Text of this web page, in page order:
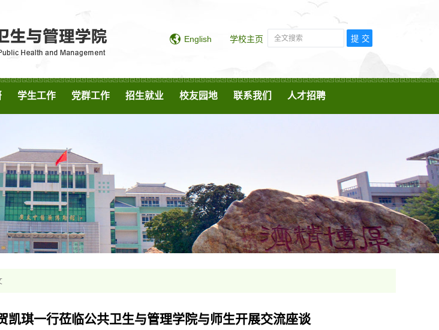
English 学校主页
学生工作 党群工作 招生就业 校友园地 联系我们 人才招聘
凯琪一行莅临公共卫生与管理学院与师生开展交流座谈